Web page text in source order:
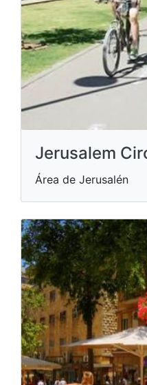
Jerusalem
Área de Jerusalén